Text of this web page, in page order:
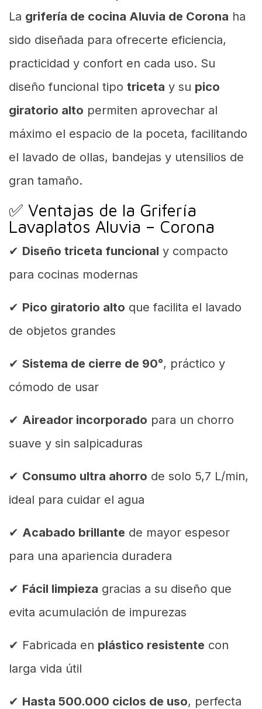
La grifería de cocina Aluvia de Corona ha
sido diseñada para ofrecerte eficiencia,
practicidad y confort en cada uso. Su
diseño funcional tipo triceta y su pico
giratorio alto permiten aprovechar al
máximo el espacio de la poceta, facilitando
el lavado de ollas, bandejas y utensilios de
gran tamaño.
✅ Ventajas de la Grifería
Lavaplatos Aluvia – Corona
✔ Diseño triceta funcional y compacto
para cocinas modernas
✔ Pico giratorio alto que facilita el lavado
de objetos grandes
✔ Sistema de cierre de 90°, práctico y
cómodo de usar
✔ Aireador incorporado para un chorro
suave y sin salpicaduras
✔ Consumo ultra ahorro de solo 5,7 L/min,
ideal para cuidar el agua
✔ Acabado brillante de mayor espesor
para una apariencia duradera
✔ Fácil limpieza gracias a su diseño que
evita acumulación de impurezas
✔ Fabricada en plástico resistente con
larga vida útil
✔ Hasta 500.000 ciclos de uso, perfecta